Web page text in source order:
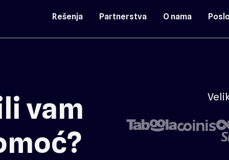
Rešenja Partnerstva O nama
vam